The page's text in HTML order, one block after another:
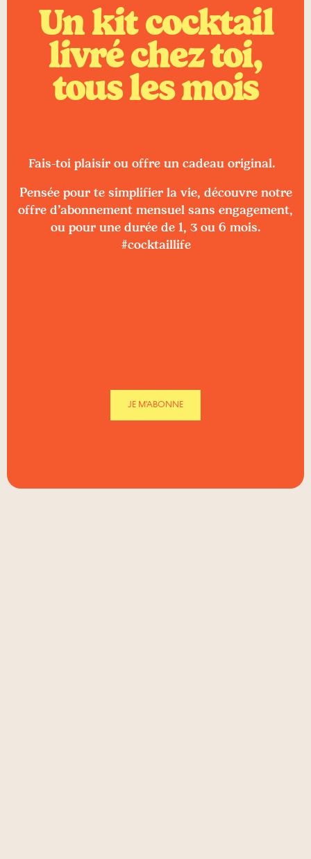
Un kit cocktail
livré chez toi,
tous les mois
Fais-toi plaisir ou offre un cadeau original.
Pensée pour te simplifier la vie, découvre notre
offre d’abonnement mensuel sans engagement,
ou pour une durée de 1, 3 ou 6 mois.
#cocktaillife
JE M'ABONNE